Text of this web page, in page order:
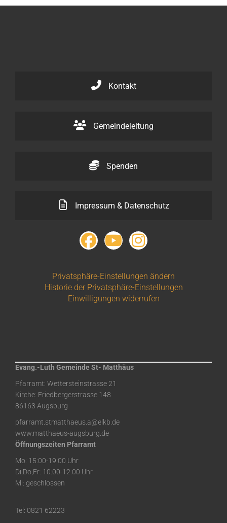
Kontakt
Gemeindeleitung
Spenden
Impressum & Datenschutz
Privatsphäre-Einstellungen ändern
Historie der Privatsphäre-Einstellungen
Einwilligungen widerrufen
Evang.-Luth Gemeinde St- Matthäus
Pfarramt: Wettersteinstrasse 21
Kirche: Friedbergerstrasse 148
86163 Augsburg
pfarramt.stmatthaeus.a@elkb.de
www.matthaeus-augsburg.de
Öffnungszeiten Pfarramt
Mo: 15:00-19:00 Uhr
Di,Do,Fr: 10:00-12:00 Uhr
Mi: geschlossen
Tel: 0821 62223